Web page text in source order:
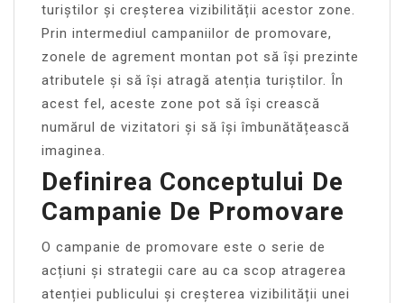
turiștilor și creșterea vizibilității acestor zone.
Prin intermediul campaniilor de promovare,
zonele de agrement montan pot să își prezinte
atributele și să își atragă atenția turiștilor. În
acest fel, aceste zone pot să își crească
numărul de vizitatori și să își îmbunătățească
imaginea.
Definirea Conceptului De
Campanie De Promovare
O campanie de promovare este o serie de
acțiuni și strategii care au ca scop atragerea
atenției publicului și creșterea vizibilității unei